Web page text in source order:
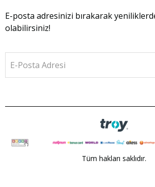
E-posta adresinizi bırakarak
olabilirsiniz!
E-Posta Adresi
Tüm hakları saklıdır.